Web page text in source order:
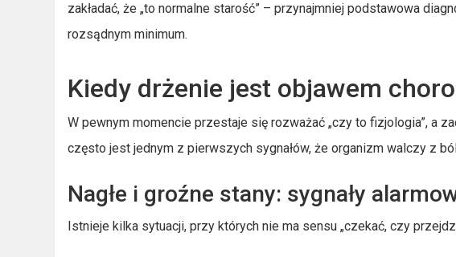
zakładać, że „to normalne starość” – przynajmniej podstawowa
rozsądnym minimum.
Kiedy drżenie jest objawem
W pewnym momencie przestaje się rozważać „czy to fizjologia”, a
często jest jednym z pierwszych sygnałów, że organizm walczy z
Nagłe i groźne stany: sygnały
Istnieje kilka sytuacji, przy których nie ma sensu „czekać, czy